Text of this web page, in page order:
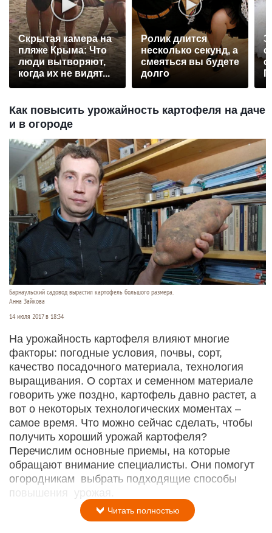
Скрытая камера на
пляже Крыма: Что
люди вытворяют,
когда их не видят...
Ролик длится
несколько секунд, а
смеяться вы будете
долго
Как повысить урожайность картофеля на даче
и в огороде
Барнаульский садовод вырастил картофель большого размера.
Анна Зайкова
14 июля 2017 в 18:34
На урожайность картофеля влияют многие
факторы: погодные условия, почвы, сорт,
качество посадочного материала, технология
выращивания. О сортах и семенном материале
говорить уже поздно, картофель давно растет, а
вот о некоторых технологических моментах –
самое время. Что можно сейчас сделать, чтобы
получить хороший урожай картофеля?
Перечислим основные приемы, на которые
обращают внимание специалисты. Они помогут
огородникам выбрать подходящие способы
повышения урожая.
Читать полностью